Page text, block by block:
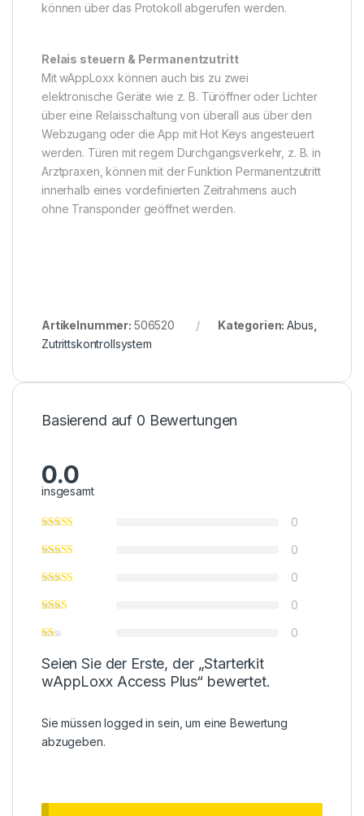
können über das Protokoll abgerufen werden.
Relais steuern & Permanentzutritt
Mit wAppLoxx können auch bis zu zwei
elektronische Geräte wie z. B. Türöffner oder Lichter
über eine Relaisschaltung von überall aus über den
Webzugang oder die App mit Hot Keys angesteuert
werden. Türen mit regem Durchgangsverkehr, z. B. in
Arztpraxen, können mit der Funktion Permanentzutritt
innerhalb eines vordefinierten Zeitrahmens auch
ohne Transponder geöffnet werden.
Artikelnummer: 506520 Kategorien:Abus
Zutrittskontrollsystem
Basierend auf 0 Bewertungen
0.0
insgesamt
0
0
0
0
0
Seien Sie der Erste, der „Starterkit
wAppLoxx Access Plus“ bewertet.
Sie müssenlogged in sein, um eine Bewertung
abzugeben.